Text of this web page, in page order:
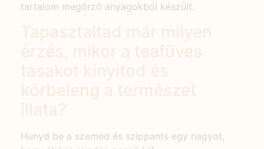
tartalom megőrző anyagokból készült.
Hunyd be a szemed és szippants egy nagyot,